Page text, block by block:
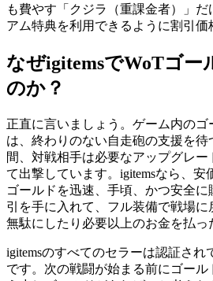
も費やす「クジラ（重課金者）」だ
アム特典を利用できるように割引価
なぜigitemsでWoTゴー
のか？
正直に言いましょう。ゲーム内の
は、終わりのない自走砲の支援を
間、対戦相手は必要なアップグレー
て出撃しています。igitemsなら、安
ゴールドを迅速、手頃、かつ安全
引を手に入れて、フル装備で戦場
無駄にしたり必要以上のお金を払っ
igitemsのすべてのセラーは認証され
です。次の戦闘が始まる前にゴール